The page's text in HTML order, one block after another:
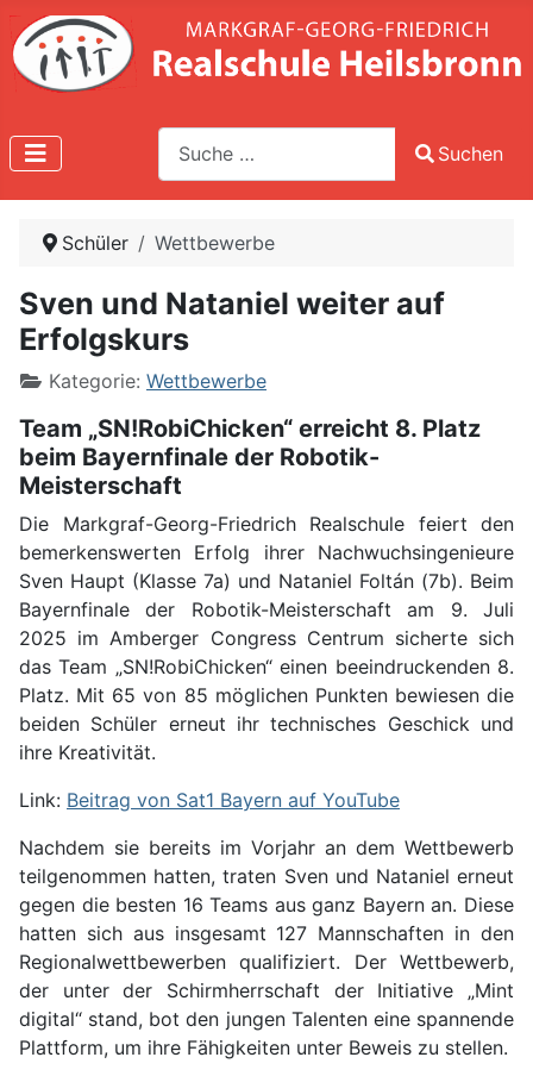
Suche
Type 2 or more characters for results.
Suchen
Schüler Wettbewerbe
Sven und Nataniel weiter auf
Erfolgskurs
Kategorie: Wettbewerbe
Team „SN!RobiChicken“ erreicht 8. Platz
beim Bayernfinale der Robotik-
Meisterschaft
Die Markgraf-Georg-Friedrich Realschule feiert den
bemerkenswerten Erfolg ihrer Nachwuchsingenieure
Sven Haupt (Klasse 7a) und Nataniel Foltán (7b). Beim
Bayernfinale der Robotik-Meisterschaft am 9. Juli
2025 im Amberger Congress Centrum sicherte sich
das Team „SN!RobiChicken“ einen beeindruckenden 8.
Platz. Mit 65 von 85 möglichen Punkten bewiesen die
beiden Schüler erneut ihr technisches Geschick und
ihre Kreativität.
Link: Beitrag von Sat1 Bayern auf YouTube
Nachdem sie bereits im Vorjahr an dem Wettbewerb
teilgenommen hatten, traten Sven und Nataniel erneut
gegen die besten 16 Teams aus ganz Bayern an. Diese
hatten sich aus insgesamt 127 Mannschaften in den
Regionalwettbewerben qualifiziert. Der Wettbewerb,
der unter der Schirmherrschaft der Initiative „Mint
digital“ stand, bot den jungen Talenten eine spannende
Plattform, um ihre Fähigkeiten unter Beweis zu stellen.